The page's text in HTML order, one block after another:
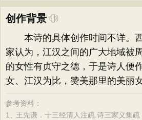
创作背景
本诗的具体创作时间不详。
家认为，江汉之间的广大地域被
的女性有贞守之德，于是诗人便
女、江汉为比，赞美那里的美丽女
参考资料：
1、王先谦．十三经清人注疏.诗三家义集疏